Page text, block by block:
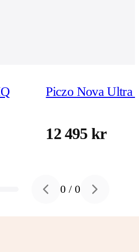
Piczo Nova Ultra
12 495 kr
Previous slide
0 /0 Next slide